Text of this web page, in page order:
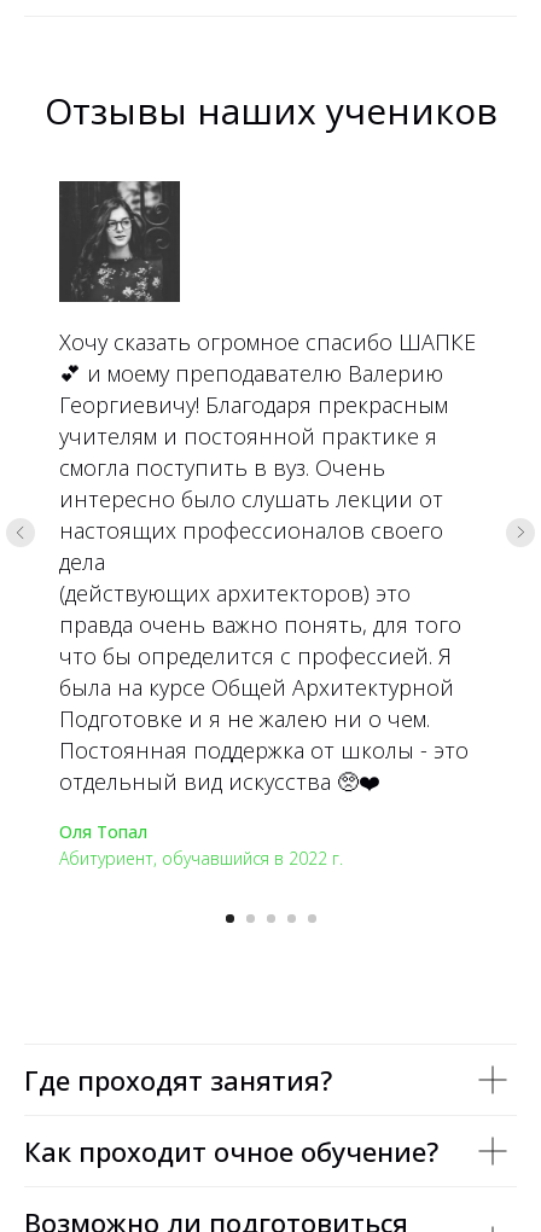
Отзывы наших учеников
Хочу сказать огромное спасибо ШАПКЕ
💕 и моему преподавателю Валерию
Георгиевичу! Благодаря прекрасным
учителям и постоянной практике я
смогла поступить в вуз. Очень
интересно было слушать лекции от
настоящих профессионалов своего
дела
(действующих архитекторов) это
правда очень важно понять, для того
что бы определится с профессией. Я
была на курсе Общей Архитектурной
Подготовке и я не жалею ни о чем.
Постоянная поддержка от школы - это
отдельный вид искусства 🥺❤️
Оля Топал
Абитуриент, обучавшийся в 2022 г.
Где проходят занятия?
Как проходит очное обучение?
Возможно ли подготовиться